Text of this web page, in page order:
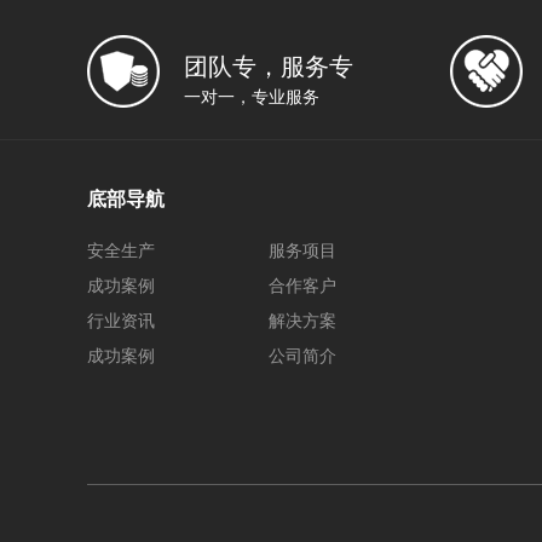
团队专，服务专
一对一，专业服务
底部导航
安全生产
服务项目
成功案例
合作客户
行业资讯
解决方案
成功案例
公司简介